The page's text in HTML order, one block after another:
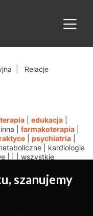
szanujemy
Relacje
| edukacja|
farmakoterapia|
| psychiatria|
kardiologia
wszystkie
na